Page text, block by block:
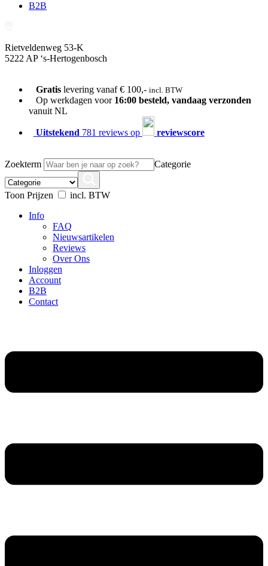
B2B
Rietveldenweg 53-K
5222 AP ‘s-Hertogenbosch
Gratislevering vanaf € 100,- incl. BTW
Op werkdagen voor 16:00 besteld, vandaag verzonden
vanuit NL
Uitstekend 781 reviews op reviewscore
Zoekterm Categorie
Toon Prijzen
incl. BTW
Info
FAQ
Nieuwsartikelen
Reviews
Over Ons
Inloggen
Account
B2B
Contact